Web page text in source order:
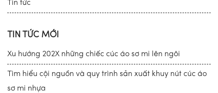
Tin tức
TIN TỨC MỚI
Xu hướng 202X những chiếc cúc áo sơ mi lên ngôi
Tìm hiểu cội nguồn và quy trình sản xuất khuy nút cúc áo
sơ mi nhựa